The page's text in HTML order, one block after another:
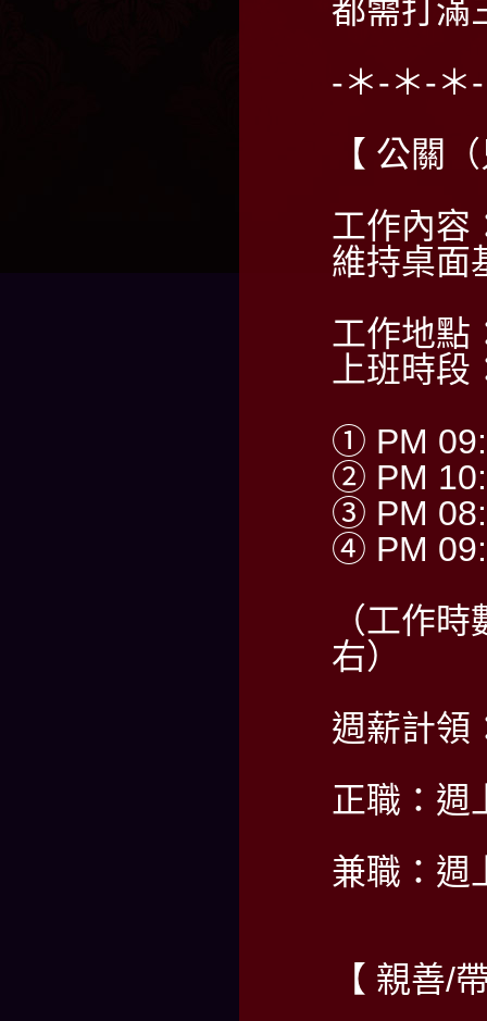
都需打滿
-＊-＊-＊
【 公關
工作內容
維持桌面
工作地點
上班時段
① PM
② PM
③ PM
④ PM
（工作
右）
週薪計領
正職：週
兼職：週
【 親善/